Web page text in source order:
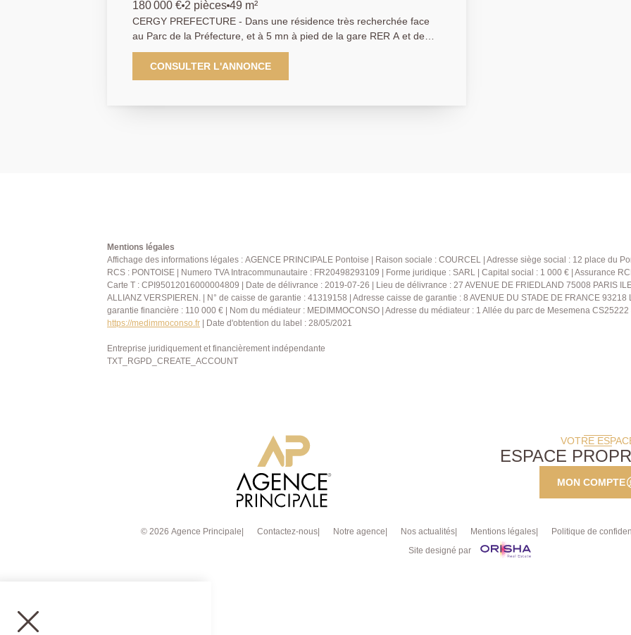
180 000 € 2 pièces 49 m²
CERGY PREFECTURE - Dans une résidence très recherchée face
au Parc de la Préfecture, et à 5 mn à pied de la gare RER A et de
tous commerces, dans un immeuble ravalé avec isolation extérieure,
un très bel appartement de 2 pièces avec un grand balcon, offrant
une magnifique vue et une bonne exposition, comprenant entrée,
CONSULTER L'ANNONCE
Mentions légales
Affichage des informations légales : AGENCE PRINCIPALE Pontoise | Raison sociale : COURCEL | Adresse siège social : 12 place du
RCS : PONTOISE | Numero TVA Intracommunautaire : FR20498293109 | Forme juridique : SARL | Capital social : 1 000 € | Assurance
Carte T : CPI95012016000004809 | Date de délivrance : 2019-07-26 | Lieu de délivrance : 27 AVENUE DE FRIEDLAND 75008 PARIS
ALLIANZ VERSPIEREN. | N° de caisse de garantie : 41319158 | Adresse caisse de garantie : 8 AVENUE DU STADE DE FRANCE
garantie financière : 110 000 € | Nom du médiateur : MEDIMMOCONSO | Adresse du médiateur : 1 Allée du parc de Mesemena
https://medimmoconso.fr | Date d'obtention du label : 28/05/2021
Entreprise juridiquement et financièrement indépendante
TXT_RGPD_CREATE_ACCOUNT
VOTRE
ESPACE
MON COMPTE
© 2026 Agence Principale Contactez-nous Notre agence Nos actualités Mentions légales Politique de
Site designé par